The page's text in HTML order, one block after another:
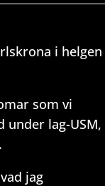
i helgen
som vi
under lag-USM,
jag